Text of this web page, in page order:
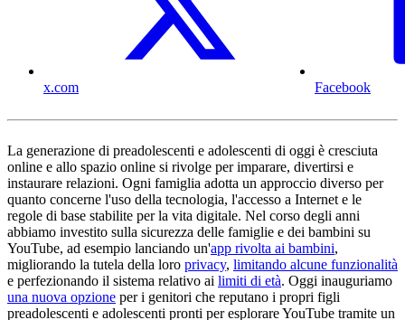
x.com Facebook
La generazione di preadolescenti e adolescenti di oggi è cresciuta
online e allo spazio online si rivolge per imparare, divertirsi e
instaurare relazioni. Ogni famiglia adotta un approccio diverso per
quanto concerne l'uso della tecnologia, l'accesso a Internet e le
regole di base stabilite per la vita digitale. Nel corso degli anni
abbiamo investito sulla sicurezza delle famiglie e dei bambini su
YouTube, ad esempio lanciando un'app rivolta ai bambini,
migliorando la tutela della loro privacy, limitando alcune funzionalità
e perfezionando il sistema relativo ai limiti di età. Oggi inauguriamo
una nuova opzione per i genitori che reputano i propri figli
preadolescenti e adolescenti pronti per esplorare YouTube tramite un